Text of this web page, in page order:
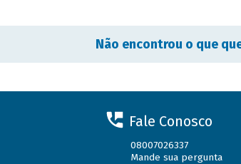
Não encontrou o que
Fale Conosco
08007026337
Mande sua pergunta